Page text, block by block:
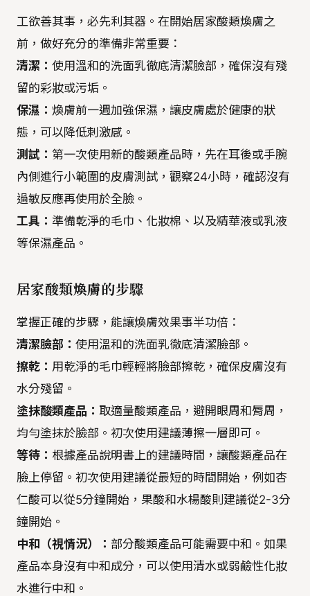
工欲善其事，必先利其器。在開始居家酸類煥膚之
前，做好充分的準備非常重要：
清潔： 使用溫和的洗面乳徹底清潔臉部，確保沒有殘
留的彩妝或污垢。
保濕： 煥膚前一週加強保濕，讓皮膚處於健康的狀
態，可以降低刺激感。
測試： 第一次使用新的酸類產品時，先在耳後或手腕
內側進行小範圍的皮膚測試，觀察24小時，確認沒有
過敏反應再使用於全臉。
工具： 準備乾淨的毛巾、化妝棉、以及精華液或乳液
等保濕產品。
居家酸類煥膚的步驟
掌握正確的步驟，能讓煥膚效果事半功倍：
清潔臉部： 使用溫和的洗面乳徹底清潔臉部。
擦乾： 用乾淨的毛巾輕輕將臉部擦乾，確保皮膚沒有
水分殘留。
塗抹酸類產品： 取適量酸類產品，避開眼周和脣周，
均勻塗抹於臉部。初次使用建議薄擦一層即可。
等待： 根據產品說明書上的建議時間，讓酸類產品在
臉上停留。初次使用建議從最短的時間開始，例如杏
仁酸可以從5分鐘開始，果酸和水楊酸則建議從2-3分
鐘開始。
中和（視情況）： 部分酸類產品可能需要中和。如果
產品本身沒有中和成分，可以使用清水或弱鹼性化妝
水進行中和。